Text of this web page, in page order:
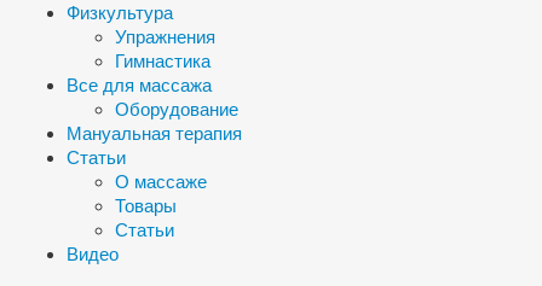
Физкультура
Упражнения
Гимнастика
Все для массажа
Оборудование
Мануальная терапия
Статьи
О массаже
Товары
Статьи
Видео